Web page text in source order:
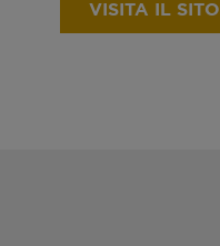
VISITA IL SITO